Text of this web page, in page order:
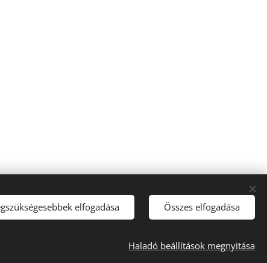
elfogadása Összes elfogadása
Haladó beállítások megnyitása